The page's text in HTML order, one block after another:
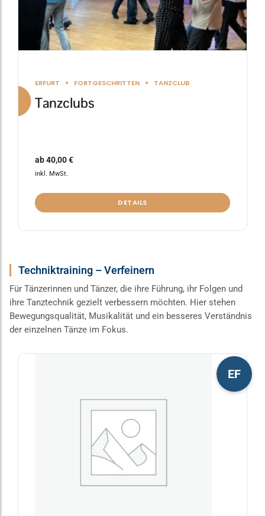
ERFURT FORTGESCHRITTEN TANZCLUB
Tanzclubs
ab40,00€
inkl. MwSt.
DETAILS
gewählt
werden
Techniktraining – Verfeinern
Für Tänzerinnen und Tänzer, die ihre Führung, ihr Folgen und
ihre Tanztechnik gezielt verbessern möchten. Hier stehen
Bewegungsqualität, Musikalität und ein besseres Verständnis
der einzelnen Tänze im Fokus.
EF